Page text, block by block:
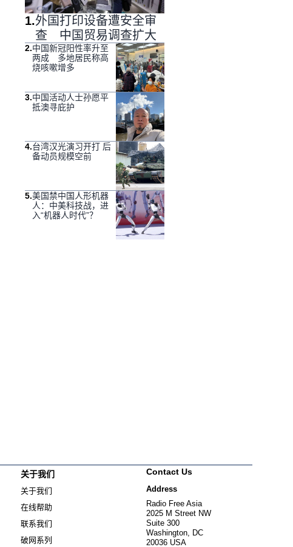
1.外国打印设备遭安全审
查 中国贸易调查扩大
2.中国新冠阳性率升至
两成 多地居民称高
烧咳嗽增多
3.中国活动人士孙愿平
抵澳寻庇护
4.台湾汉光演习开打 后
备动员规模空前
5.美国禁中国人形机器
人：中美科技战，进
入“机器人时代”？
关于我们
关于我们
在线帮助
联系我们
破网系列
Contact Us
Address
Radio Free Asia
2025 M Street NW
Suite 300
Washington, DC
20036 USA